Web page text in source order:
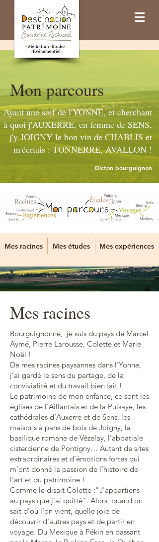
Mon parcours
Ayant une soif de l'YONNE, et cherchant
à quoi j'AUXERRE, en femme de SENS,
j'y JOIGNY le bon vin de CHABLIS et
m'écriais : TONNERRE, AVALLON !
Dicton bourguignon
Mes racines Mes études Mes expériences
Mes racines
Bourguignonne, je suis du pays de Marcel
Aymé, Pierre Larousse, Colette et Marie
Noël !
De mes racines paysannes dans l’Yonne,
j’ai gardé le sens du partage, de la
convivialité et du travail bien fait !
Le patrimoine de mon enfance, ce sont les
églises de l’Aillantais et de la Puisaye, les
cathédrales d’Auxerre et de Sens, les
maisons à pans de bois de Joigny, la
basilique romane de Vézelay, l’abbatiale
cistercienne de Pontigny… Autant de sites
extraordinaires et d’émotions fortes qui
m’ont donné la passion de l’histoire de
l’art et du patrimoine !
Comme le disait Colette :"J'appartiens
au pays que j'ai quitté". Alors, quand on
sait d'où l'on vient, quelle joie de
découvrir d'autres pays et de partir en
voyage. Du Mexique à Pékin en passant